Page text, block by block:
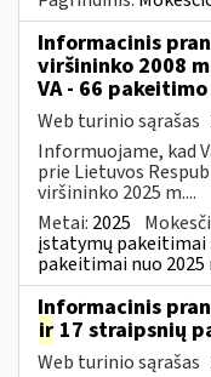
Informacinis
viršininko 2008
VA - 66 pakeitimo
Web turinio sąrašas
Informuojame, kad
prie Lietuvos
viršininko 2025 m....
Metai: 2025
įstatymų pakeitimai
pakeitimai nuo 2025
Informacinis
ir 17 straipsnių
Web turinio sąrašas